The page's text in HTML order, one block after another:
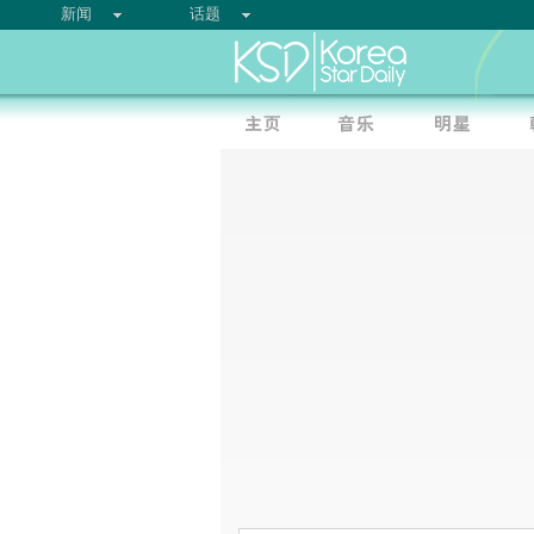
新闻 话题